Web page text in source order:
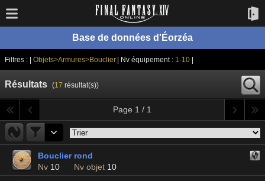
Base de données d'Éorzéa
Filtres : | Objets>Armures>Bouclier | Nv équipement : 1-10
Résultats (17 résultat(s))
Page 1 / 1
Bouclier rond
Nv 10 Nv objet 10